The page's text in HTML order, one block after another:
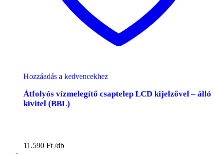
Hozzáadás a kedvencekhez
Átfolyós vízmelegítő csaptelep LCD kijelzővel – álló
kivitel (BBL)
11.590 Ft